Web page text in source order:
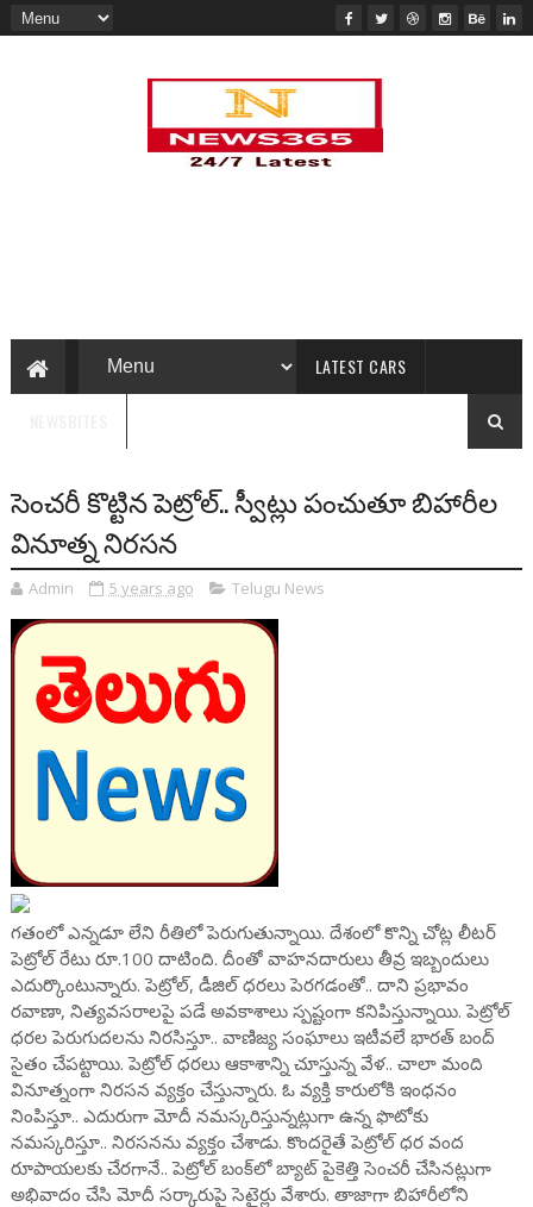
LATEST CARS
సెంచరీ కొట్టిన పెట్రోల్.. స్వీట్లు పంచుతూ బిహారీల
వినూత్న నిరసన
Admin 5 years ago Telugu News
గతంలో ఎన్నడూ లేని రీతిలో పెరుగుతున్నాయి. దేశంలో కొన్ని చోట్ల లీటర్
పెట్రోల్ రేటు రూ.100 దాటింది. దీంతో వాహనదారులు తీవ్ర ఇబ్బందులు
ఎదుర్కొంటున్నారు. పెట్రోల్, డీజిల్ ధరలు పెరగడంతో.. దాని ప్రభావం
రవాణా, నిత్యవసరాలపై పడే అవకాశాలు స్పష్టంగా కనిపిస్తున్నాయి. పెట్రోల్
ధరల పెరుగుదలను నిరసిస్తూ.. వాణిజ్య సంఘాలు ఇటీవలే భారత్ బంద్
సైతం చేపట్టాయి. పెట్రోల్ ధరలు ఆకాశాన్ని చూస్తున్న వేళ.. చాలా మంది
వినూత్నంగా నిరసన వ్యక్తం చేస్తున్నారు. ఓ వ్యక్తి కారులోకి ఇంధనం
నింపిస్తూ.. ఎదురుగా మోదీ నమస్కరిస్తున్నట్లుగా ఉన్న ఫొటోకు
నమస్కరిస్తూ.. నిరసనను వ్యక్తం చేశాడు. కొందరైతే పెట్రోల్ ధర వంద
రూపాయలకు చేరగానే.. పెట్రోల్ బంక్‌లో బ్యాట్ పైకెత్తి సెంచరీ చేసినట్లుగా
అభివాదం చేసి మోదీ సర్కారుపై సెటైర్లు వేశారు. తాజాగా బిహారీలోని